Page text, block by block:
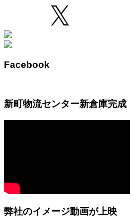
Facebook
新町物流センター新倉庫完成
弊社のイメージ動画が上映